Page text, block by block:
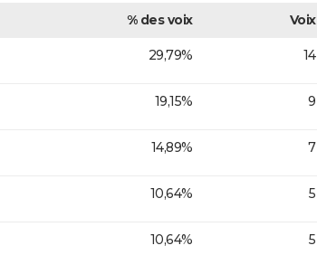
% des voix
Voix
29,79% 14
19,15% 9
14,89% 7
10,64% 5
10,64% 5